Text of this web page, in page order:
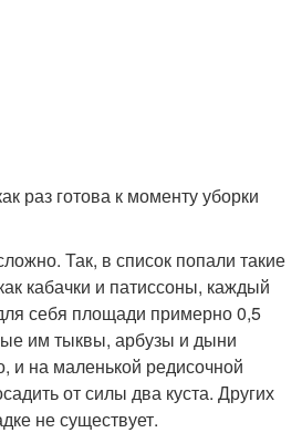
раз готова к моменту уборки
Так, в список попали такие
кабачки и патиссоны, каждый
себя площади примерно 0,5
им тыквы, арбузы и дыни
и на маленькой редисочной
от силы два куста. Других
не существует.